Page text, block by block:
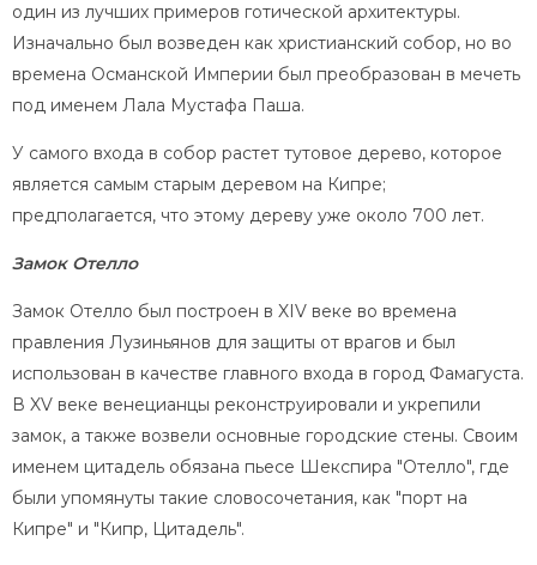
один из лучших примеров готической архитектуры.
Изначально был возведен как христианский собор, но во
времена Османской Империи был преобразован в мечеть
под именем Лала Мустафа Паша.
У самого входа в собор растет тутовое дерево, которое
является самым старым деревом на Кипре;
предполагается, что этому дереву уже около 700 лет.
Замок Отелло
Замок Отелло был построен в XIV веке во времена
правления Лузиньянов для защиты от врагов и был
использован в качестве главного входа в город Фамагуста.
В XV веке венецианцы реконструировали и укрепили
замок, а также возвели основные городские стены. Своим
именем цитадель обязана пьесе Шекспира "Отелло", где
были упомянуты такие словосочетания, как "порт на
Кипре" и "Кипр, Цитадель".